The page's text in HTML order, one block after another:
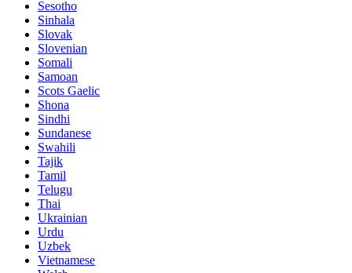
Sesotho
Sinhala
Slovak
Slovenian
Somali
Samoan
Scots Gaelic
Shona
Sindhi
Sundanese
Swahili
Tajik
Tamil
Telugu
Thai
Ukrainian
Urdu
Uzbek
Vietnamese